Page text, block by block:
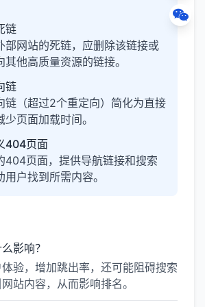
链
部网站的死链，应删除该链接或
其他高质量资源的链接。
链
链（超过2个重定向）简化为直接
页面加载时间。
404页面
404页面，提供导航链接和搜索
户找到所需内容。
影响？
验，增加跳出率，还可能阻碍搜索
站内容，从而影响排名。